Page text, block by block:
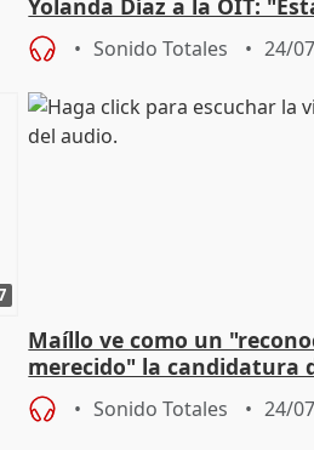
Yolanda Díaz a la OIT:
un plan de evacuación"
Sonido Totales 24/
Maíllo ve como un
merecido" la candidatura
Díaz a la OIT
Sonido Totales 24/